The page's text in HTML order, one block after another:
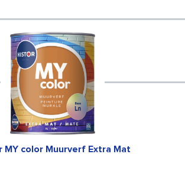
MY color Muurverf Extra Mat